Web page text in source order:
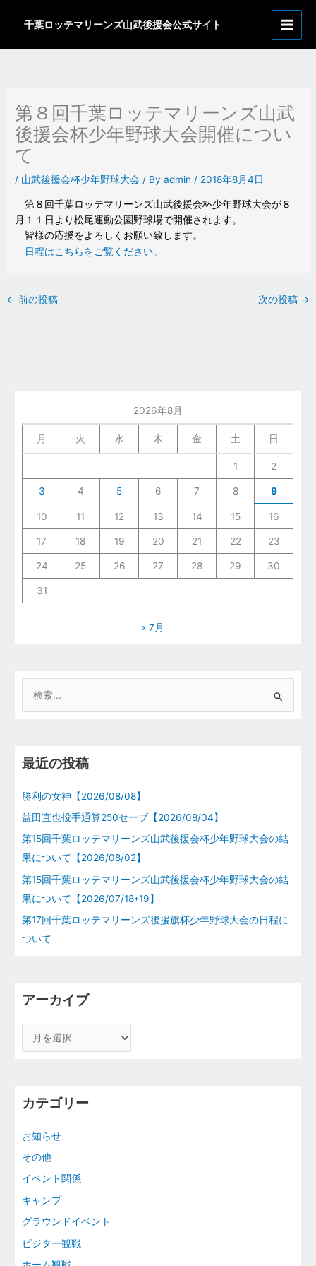
千葉ロッテマリーンズ山武後援会公式サイト
第８回千葉ロッテマリーンズ山武
後援会杯少年野球大会開催につい
て
/ 山武後援会杯少年野球大会 / Byadmin/ 2018年8月4日
第８回千葉ロッテマリーンズ山武後援会杯少年野球大会が８
月１１日より松尾運動公園野球場で開催されます。
皆様の応援をよろしくお願い致します。
日程はこちらをご覧ください。
← 前の投稿 次の投稿 →
2026年8月
月 火 水 木 金 土 日
1 2
3 4 5 6 7 8 9
10 11 12 13 14 15 16
17 18 19 20 21 22 23
24 25 26 27 28 29 30
31
« 7月
象
最近の投稿
勝利の女神【2026/08/08】
益田直也投手通算250セーブ【2026/08/04】
第15回千葉ロッテマリーンズ山武後援会杯少年野球大会の結
果について【2026/08/02】
第15回千葉ロッテマリーンズ山武後援会杯少年野球大会の結
果について【2026/07/18*19】
第17回千葉ロッテマリーンズ後援旗杯少年野球大会の日程に
ついて
アーカイブ
ー
カテゴリー
お知らせ
その他
イベント関係
キャンプ
グラウンドイベント
ビジター観戦